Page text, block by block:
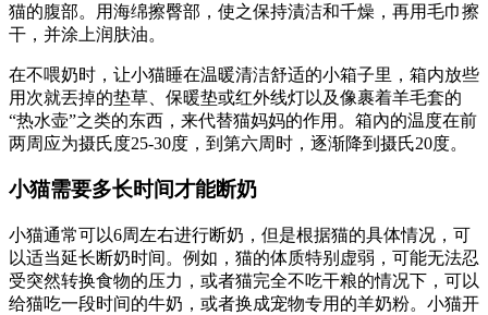
猫的腹部。用海绵擦臀部，使之保持漬洁和千燥，再用毛巾擦
干，并涂上润肤油。
在不喂奶时，让小猫睡在温暖清洁舒适的小箱子里，箱内放些
用次就丟掉的垫草、保暖垫或红外线灯以及像裹着羊毛套的
“热水壶”之类的东西，来代替猫妈妈的作用。箱內的温度在前
两周应为摄氏度25-30度，到第六周时，逐渐降到摄氏20度。
小猫需要多长时间才能断奶
小猫通常可以6周左右进行断奶，但是根据猫的具体情况，可
以适当延长断奶时间。例如，猫的体质特别虚弱，可能无法忍
受突然转换食物的压力，或者猫完全不吃干粮的情况下，可以
给猫吃一段时间的牛奶，或者换成宠物专用的羊奶粉。小猫开